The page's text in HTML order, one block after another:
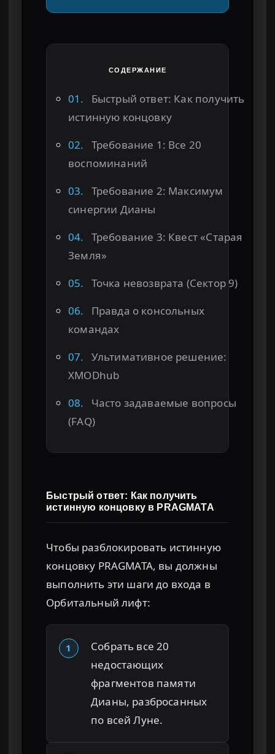
СОДЕРЖАНИЕ
01.
Быстрый ответ: Как получить
истинную концовку
02.
Требование 1: Все 20
воспоминаний
03.
Требование 2: Максимум
синергии Дианы
04.
Требование 3: Квест «Старая
Земля»
05.
Точка невозврата (Сектор 9)
06.
Правда о консольных
командах
07.
Ультимативное решение:
XMODhub
08.
Часто задаваемые вопросы
(FAQ)
Быстрый ответ: Как получить
истинную концовку в PRAGMATA
Чтобы разблокировать истинную
концовку PRAGMATA, вы должны
выполнить эти шаги до входа в
Орбитальный лифт:
1
Собрать все 20
недостающих
фрагментов памяти
Дианы, разбросанных
по всей Луне.